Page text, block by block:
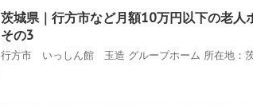
茨城県｜行方市など月額10万円以下の老
その3
行方市 いっしん館 玉造 グループホーム 所在地：